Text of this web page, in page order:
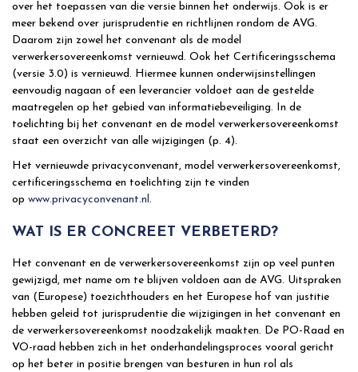
over het toepassen van die versie binnen het onderwijs. Ook is er
meer bekend over jurisprudentie en richtlijnen rondom de AVG.
Daarom zijn zowel het convenant als de model
verwerkersovereenkomst vernieuwd. Ook het Certificeringsschema
(versie 3.0) is vernieuwd. Hiermee kunnen onderwijsinstellingen
eenvoudig nagaan of een leverancier voldoet aan de gestelde
maatregelen op het gebied van informatiebeveiliging. In de
toelichting bij het convenant en de model verwerkersovereenkomst
staat een overzicht van alle wijzigingen (p. 4).
Het vernieuwde privacyconvenant, model verwerkersovereenkomst,
certificeringsschema en toelichting zijn te vinden
op www.privacyconvenant.nl .
WAT IS ER CONCREET VERBETERD?
Het convenant en de verwerkersovereenkomst zijn op veel punten
gewijzigd, met name om te blijven voldoen aan de AVG. Uitspraken
van (Europese) toezichthouders en het Europese hof van justitie
hebben geleid tot jurisprudentie die wijzigingen in het convenant en
de verwerkersovereenkomst noodzakelijk maakten. De PO-Raad en
VO-raad hebben zich in het onderhandelingsproces vooral gericht
op het beter in positie brengen van besturen in hun rol als